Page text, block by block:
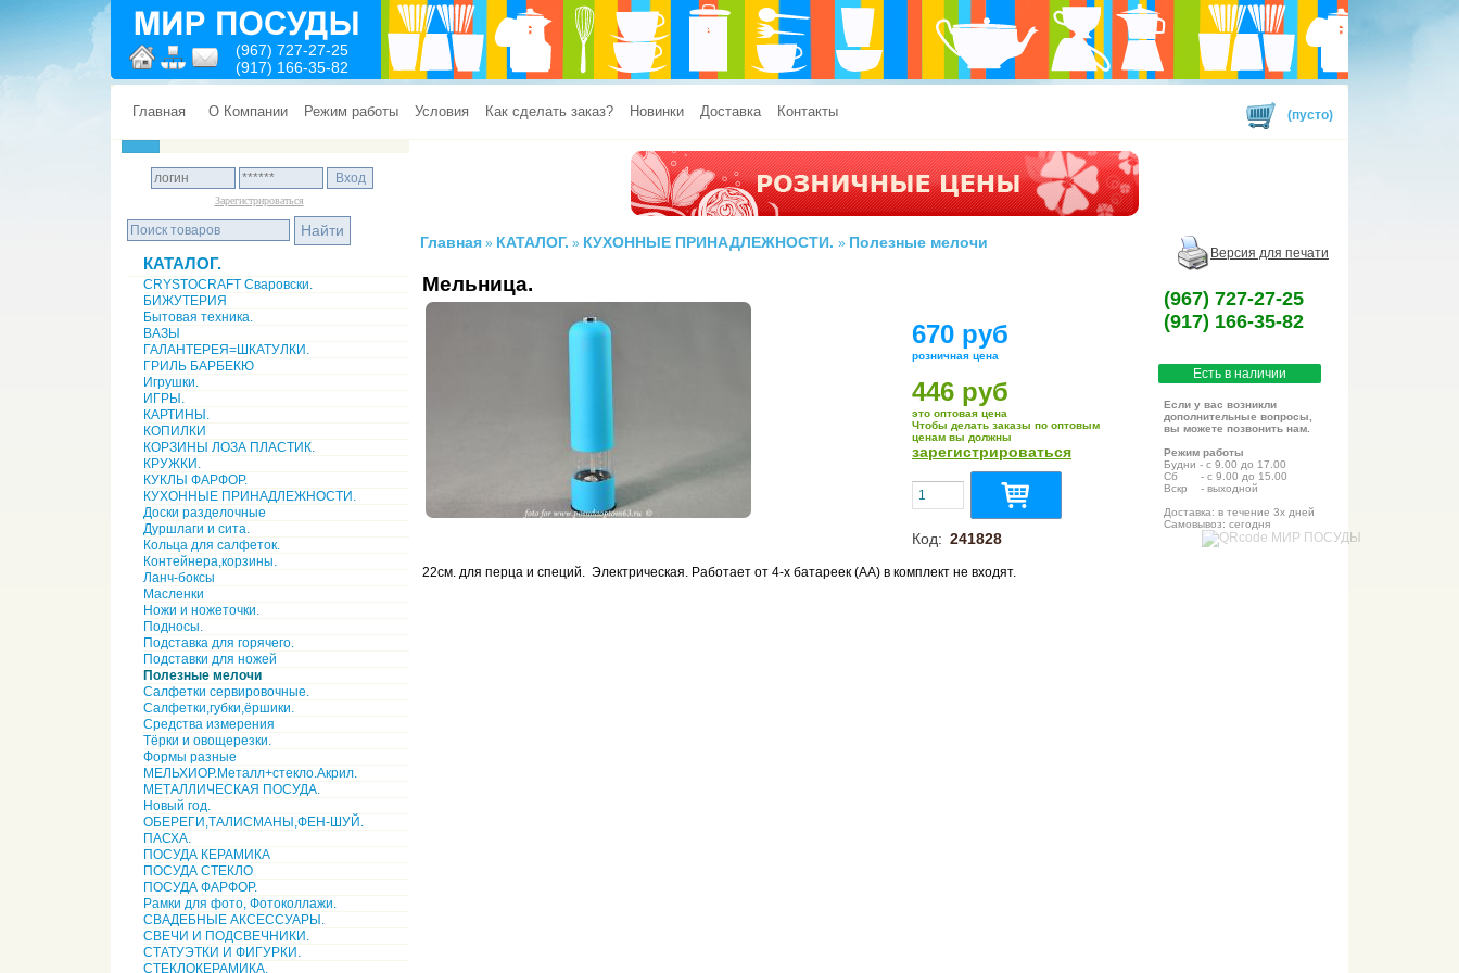
(967) 727-27-25
(917) 166-35-82
Главная О Компании Режим работы Условия Как сделать заказ? Новинки Доставка Контакты (пусто)
Зарегистрироваться
КАТАЛОГ.
CRYSTOCRAFT Сваровски.
БИЖУТЕРИЯ
Бытовая техника.
ВАЗЫ
ГАЛАНТЕРЕЯ=ШКАТУЛКИ.
ГРИЛЬ БАРБЕКЮ
Игрушки.
ИГРЫ.
КАРТИНЫ.
КОПИЛКИ
КОРЗИНЫ ЛОЗА ПЛАСТИК.
КРУЖКИ.
КУКЛЫ ФАРФОР.
КУХОННЫЕ ПРИНАДЛЕЖНОСТИ.
Доски разделочные
Дуршлаги и сита.
Кольца для салфеток.
Контейнера,корзины.
Ланч-боксы
Масленки
Ножи и ножеточки.
Подносы.
Подставка для горячего.
Подставки для ножей
Полезные мелочи
Салфетки сервировочные.
Салфетки,губки,ёршики.
Средства измерения
Тёрки и овощерезки.
Формы разные
МЕЛЬХИОР.Металл+стекло.Акрил.
МЕТАЛЛИЧЕСКАЯ ПОСУДА.
Новый год.
ОБЕРЕГИ,ТАЛИСМАНЫ,ФЕН-ШУЙ.
ПАСХА.
ПОСУДА КЕРАМИКА
ПОСУДА СТЕКЛО
ПОСУДА ФАРФОР.
Рамки для фото, Фотоколлажи.
СВАДЕБНЫЕ АКСЕССУАРЫ.
СВЕЧИ И ПОДСВЕЧНИКИ.
СТАТУЭТКИ И ФИГУРКИ.
СТЕКЛОКЕРАМИКА.
Главная » КАТАЛОГ. » КУХОННЫЕ ПРИНАДЛЕЖНОСТИ. » Полезные мелочи
Версия для печати
Мельница.
(967) 727-27-25
(917) 166-35-82
Есть в наличии
Если у вас возникли
дополнительные вопросы,
вы можете позвонить нам.
Режим работы
Будни - с 9.00 до 17.00
Сб - с 9.00 до 15.00
Вскр - выходной
Доставка: в течение 3х дней
Самовывоз: сегодня
670 руб
розничная цена
446 руб
это оптовая цена
Чтобы делать заказы по оптовым
ценам вы должны
зарегистрироваться
Код: 241828
22см. для перца и специй. Электрическая. Работает от 4-х батареек (АА) в комплект не входят.